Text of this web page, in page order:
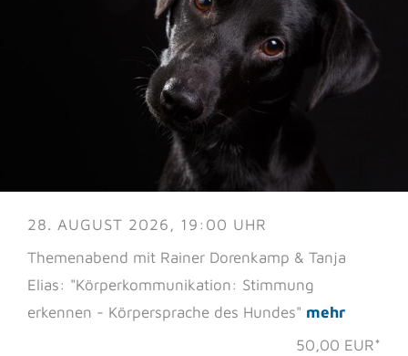
28. AUGUST 2026, 19:00 UHR
Themenabend mit Rainer Dorenkamp & Tanja
Elias: "Körperkommunikation: Stimmung
erkennen - Körpersprache des Hundes" mehr
50,00 EUR*